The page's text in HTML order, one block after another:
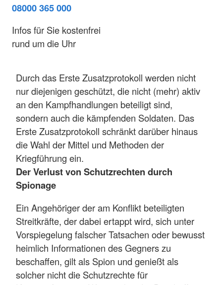
08000 365 000
Infos für Sie kostenfrei
rund um die Uhr
Durch das Erste Zusatzprotokoll werden nicht
nur diejenigen geschützt, die nicht (mehr) aktiv
an den Kampfhandlungen beteiligt sind,
sondern auch die kämpfenden Soldaten. Das
Erste Zusatzprotokoll schränkt darüber hinaus
die Wahl der Mittel und Methoden der
Kriegführung ein.
Der Verlust von Schutzrechten durch
Spionage
Ein Angehöriger der am Konflikt beteiligten
Streitkräfte, der dabei ertappt wird, sich unter
Vorspiegelung falscher Tatsachen oder bewusst
heimlich Informationen des Gegners zu
beschaffen, gilt als Spion und genießt als
solcher nicht die Schutzrechte für